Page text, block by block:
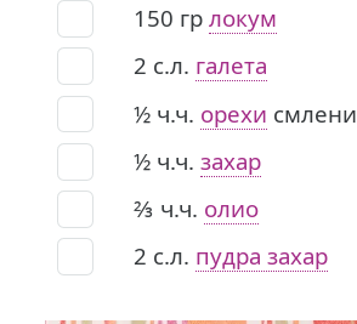
150 гр локум
2 с.л. галета
½ ч.ч. орехи смлени
½ ч.ч. захар
⅔ ч.ч. олио
2 с.л. пудра захар